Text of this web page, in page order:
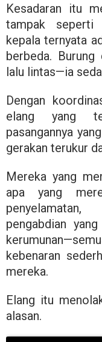
Kesadaran itu
tampak seperti
kepala ternyata
berbeda.
lalu lintas—ia
Dengan
elang yang
pasangannya
gerakan terukur
Mereka yang
apa yang
pengabdian
kebenaran
mereka.
Elang itu
alasan.